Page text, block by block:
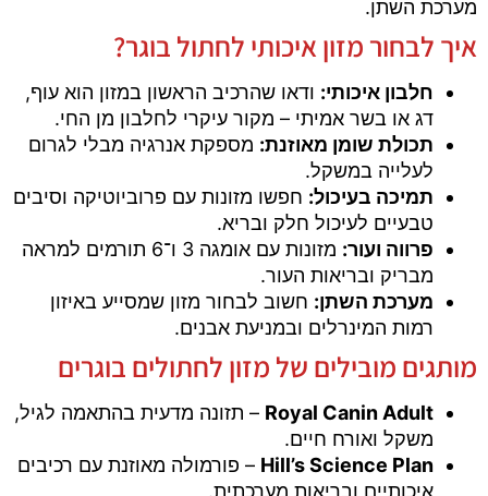
מערכת השתן.
איך לבחור מזון איכותי לחתול בוגר?
חלבון איכותי: ודאו שהרכיב הראשון במזון הוא עוף,
דג או בשר אמיתי – מקור עיקרי לחלבון מן החי.
תכולת שומן מאוזנת: מספקת אנרגיה מבלי לגרום
לעלייה במשקל.
תמיכה בעיכול: חפשו מזונות עם פרוביוטיקה וסיבים
טבעיים לעיכול חלק ובריא.
פרווה ועור:
מזונות עם אומגה 3 ו־6 תורמים למראה
מבריק ובריאות העור.
מערכת השתן: חשוב לבחור מזון שמסייע באיזון
רמות המינרלים ובמניעת אבנים.
מותגים מובילים של מזון לחתולים בוגרים
Royal Canin Adult – תזונה מדעית בהתאמה לגיל,
משקל ואורח חיים.
Hill’s Science Plan – פורמולה מאוזנת עם רכיבים